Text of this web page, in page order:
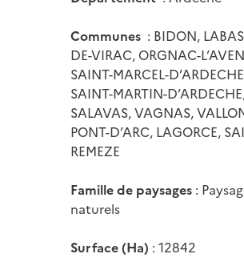
Communes : BIDON,
DE-VIRAC, ORGNAC-
SAINT-MARCEL-
SAINT-MARTIN-
SALAVAS, VAGNAS,
PONT-D’ARC, LAGORCE,
REMEZE
Famille de paysages :
naturels
Surface (Ha) : 12842